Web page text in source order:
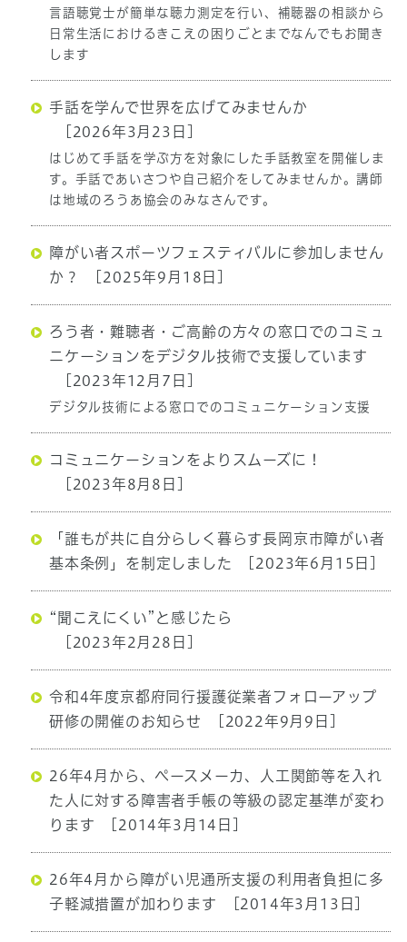
言語聴覚士が簡単な聴力測定を行い、補聴器の相談から
日常生活におけるきこえの困りごとまでなんでもお聞き
します
手話を学んで世界を広げてみませんか
[2026年3月23日]
はじめて手話を学ぶ方を対象にした手話教室を開催しま
す。手話であいさつや自己紹介をしてみませんか。講師
は地域のろうあ協会のみなさんです。
障がい者スポーツフェスティバルに参加しません
か？
[2025年9月18日]
ろう者・難聴者・ご高齢の方々の窓口でのコミュ
ニケーションをデジタル技術で支援しています
[2023年12月7日]
デジタル技術による窓口でのコミュニケーション支援
コミュニケーションをよりスムーズに！
[2023年8月8日]
「誰もが共に自分らしく暮らす長岡京市障がい者
基本条例」を制定しました
[2023年6月15日]
“聞こえにくい”と感じたら
[2023年2月28日]
令和4年度京都府同行援護従業者フォローアップ
研修の開催のお知らせ
[2022年9月9日]
26年4月から、ペースメーカ、人工関節等を入れ
た人に対する障害者手帳の等級の認定基準が変わ
ります
[2014年3月14日]
26年4月から障がい児通所支援の利用者負担に多
子軽減措置が加わります
[2014年3月13日]